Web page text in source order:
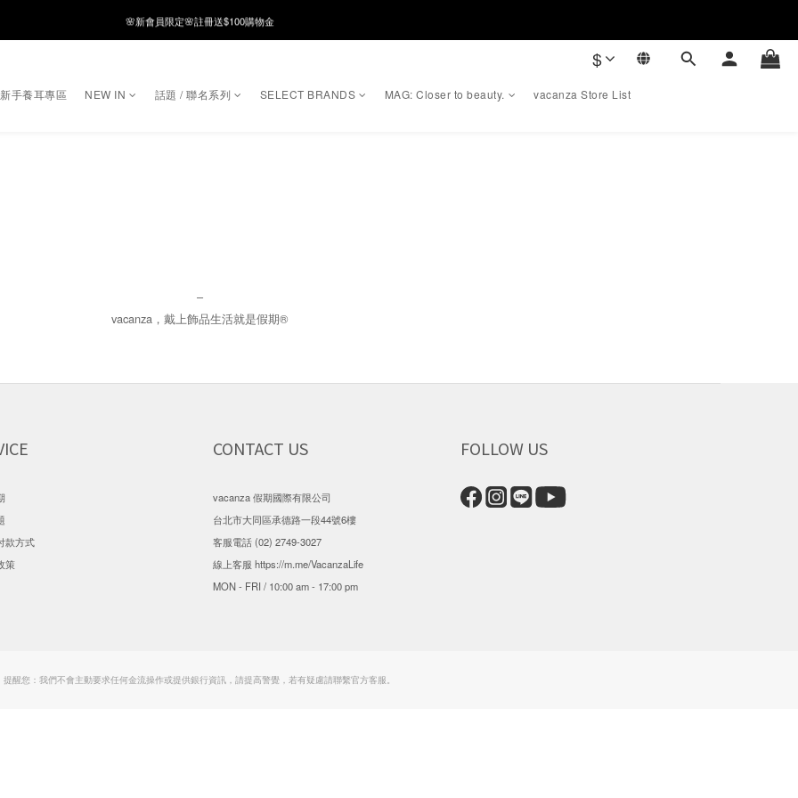
8月月初限定｜指定分類滿件88折！
🌸新會員限定🌸註冊送$100購物金
$
手養耳專區 NEW IN 話題 / 聯名系列 SELECT BRANDS MAG: Closer to beauty. vacanza Store List
–
vacanza，戴上飾品生活就是假期®
款方式
策
CONTACT US
vacanza 假期國際有限公司
台北市大同區承德路一段44號6樓
客服電話 (02) 2749-3027
線上客服 https://m.me/VacanzaLife
MON - FRI / 10:00 am - 17:00 pm
FOLLOW US
提醒您：我們不會主動要求任何金流操作或提供銀行資訊，請提高警覺，若有疑慮請聯繫官方客服。